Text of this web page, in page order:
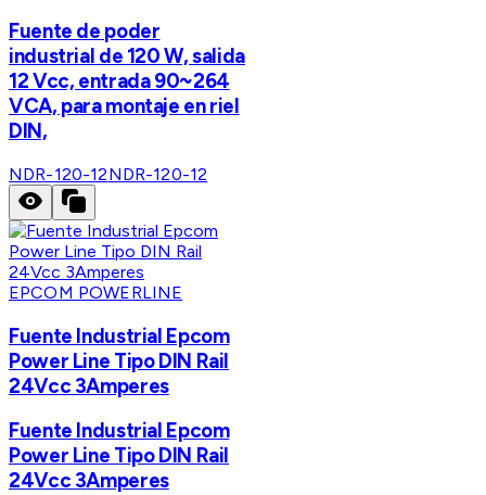
Fuente de poder
industrial de 120 W, salida
12 Vcc, entrada 90~264
VCA, para montaje en riel
DIN,
NDR-120-12NDR-120-12
EPCOM POWERLINE
Fuente Industrial Epcom
Power Line Tipo DIN Rail
24Vcc 3Amperes
Fuente Industrial Epcom
Power Line Tipo DIN Rail
24Vcc 3Amperes